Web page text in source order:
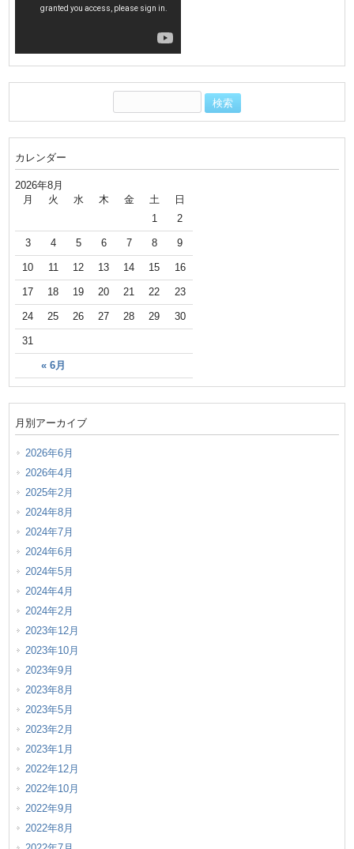
カレンダー
2026年8月
月 火 水 木 金 土 日
« 6月
1 2
3 4 5 6 7 8 9
10 11 12 13 14 15 16
17 18 19 20 21 22 23
24 25 26 27 28 29 30
31
月別アーカイブ
2026年6月
2026年4月
2025年2月
2024年8月
2024年7月
2024年6月
2024年5月
2024年4月
2024年2月
2023年12月
2023年10月
2023年9月
2023年8月
2023年5月
2023年2月
2023年1月
2022年12月
2022年10月
2022年9月
2022年8月